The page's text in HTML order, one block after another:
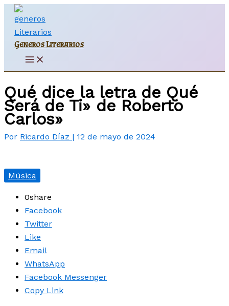
contenido
Generos Literarios
Main
Menu
Qué dice la letra de Qué
Será de Ti» de Roberto
Carlos»
Por Ricardo Díaz | 12 de mayo de 2024
Música
0share
Facebook
Twitter
Like
Email
WhatsApp
Facebook Messenger
Copy Link